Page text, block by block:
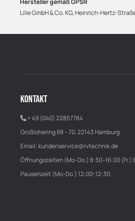
Lilie GmbH & Co. KG, Heinrich-Hertz-
KONTAKT
+ 49 (040) 22857784
Großlohering 68 – 70, 22143 Hamburg
Email: kundenservice@rvtechnik.de
Öffnungszeiten (Mo-Do.) 8:30–16:00 (Fr.)
Pausenzeit (Mo-Do.) 12:00-12:30